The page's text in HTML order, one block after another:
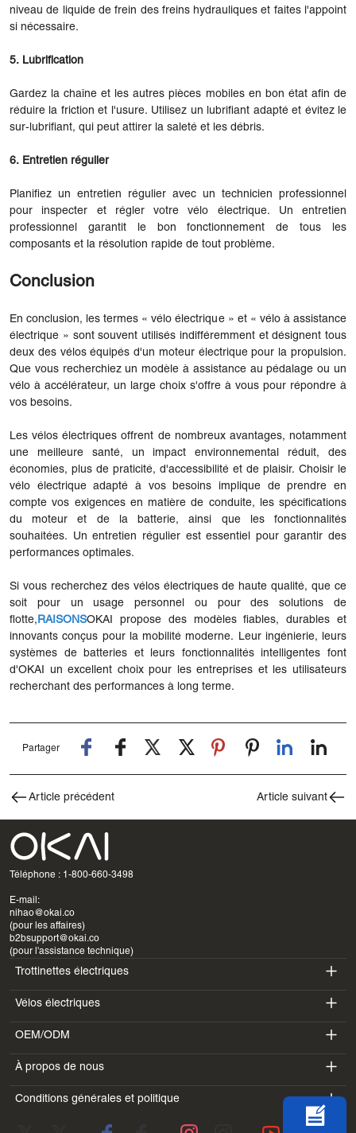
niveau de liquide de frein des freins hydrauliques et faites l'appoint
si nécessaire.
5. Lubrification
Gardez la chaîne et les autres pièces mobiles en bon état afin de
réduire la friction et l'usure. Utilisez un lubrifiant adapté et évitez le
sur-lubrifiant, qui peut attirer la saleté et les débris.
6. Entretien régulier
Planifiez un entretien régulier avec un technicien professionnel
pour inspecter et régler votre vélo électrique. Un entretien
professionnel garantit le bon fonctionnement de tous les
composants et la résolution rapide de tout problème.
Conclusion
En conclusion, les termes « vélo électrique » et « vélo à assistance
électrique » sont souvent utilisés indifféremment et désignent tous
deux des vélos équipés d'un moteur électrique pour la propulsion.
Que vous recherchiez un modèle à assistance au pédalage ou un
vélo à accélérateur, un large choix s'offre à vous pour répondre à
vos besoins.
Les vélos électriques offrent de nombreux avantages, notamment
une meilleure santé, un impact environnemental réduit, des
économies, plus de praticité, d'accessibilité et de plaisir. Choisir le
vélo électrique adapté à vos besoins implique de prendre en
compte vos exigences en matière de conduite, les spécifications
du moteur et de la batterie, ainsi que les fonctionnalités
souhaitées. Un entretien régulier est essentiel pour garantir des
performances optimales.
Si vous recherchez des vélos électriques de haute qualité, que ce
soit pour un usage personnel ou pour des solutions de
flotte, RAISONSOKAI propose des modèles fiables, durables et
innovants conçus pour la mobilité moderne. Leur ingénierie, leurs
systèmes de batteries et leurs fonctionnalités intelligentes font
d'OKAI un excellent choix pour les entreprises et les utilisateurs
recherchant des performances à long terme.
Partager
Article précédent Article suivant
Téléphone : 1-800-660-3498
E-mail:
nihao@okai.co
(pour les affaires)
b2bsupport@okai.co
(pour l'assistance technique)
Trottinettes électriques
ES400A
ES410
ES600P
Vélos électriques
EB100B
EB300
EB100B V3
OEM/ODM
SV3
BV5
À propos de nous
Introduction
Conditions générales et politique
Conditions d'utilisation